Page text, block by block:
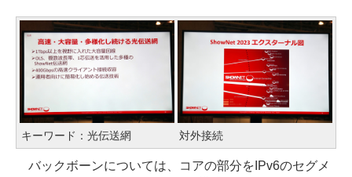
キーワード：光伝送網 対外接続
バックボーンについては、コアの部分をIPv6のセグメ